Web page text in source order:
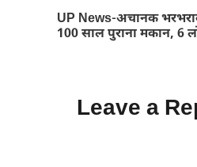
UP News-अचानक
100 साल पुराना मकान, 6
Leave a